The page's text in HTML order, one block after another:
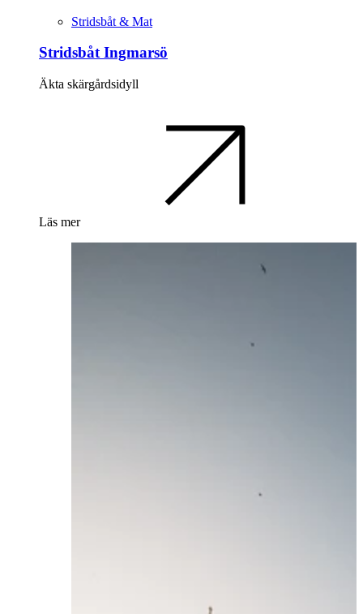
Stridsbåt & Mat
Stridsbåt Ingmarsö
Äkta skärgårdsidyll
Läs mer